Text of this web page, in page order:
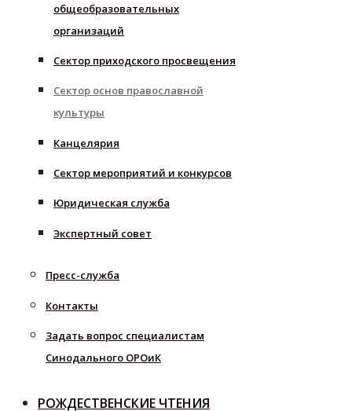
общеобразовательных
организаций
Сектор приходского просвещения
Сектор основ православной
культуры
Канцелярия
Сектор мероприятий и конкурсов
Юридическая служба
Экспертный совет
Пресс-служба
Контакты
Задать вопрос специалистам
Синодального ОРОиК
РОЖДЕСТВЕНСКИЕ ЧТЕНИЯ